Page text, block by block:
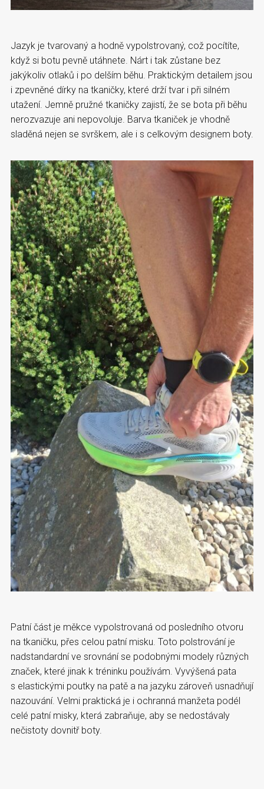
Jazyk je tvarovaný a hodně vypolstrovaný, což pocítíte,
když si botu pevně utáhnete. Nárt i tak zůstane bez
jakýkoliv otlaků i po delším běhu. Praktickým detailem jsou
i zpevněné dírky na tkaničky, které drží tvar i při silném
utažení. Jemně pružné tkaničky zajistí, že se bota při běhu
nerozvazuje ani nepovoluje. Barva tkaniček je vhodně
sladěná nejen se svrškem, ale i s celkovým designem boty.
Patní část je měkce vypolstrovaná od posledního otvoru
na tkaničku, přes celou patní misku. Toto polstrování je
nadstandardní ve srovnání se podobnými modely různých
značek, které jinak k tréninku používám. Vyvýšená pata
s elastickými poutky na patě a na jazyku zároveň usnadňují
nazouvání. Velmi praktická je i ochranná manžeta podél
celé patní misky, která zabraňuje, aby se nedostávaly
nečistoty dovnitř boty.